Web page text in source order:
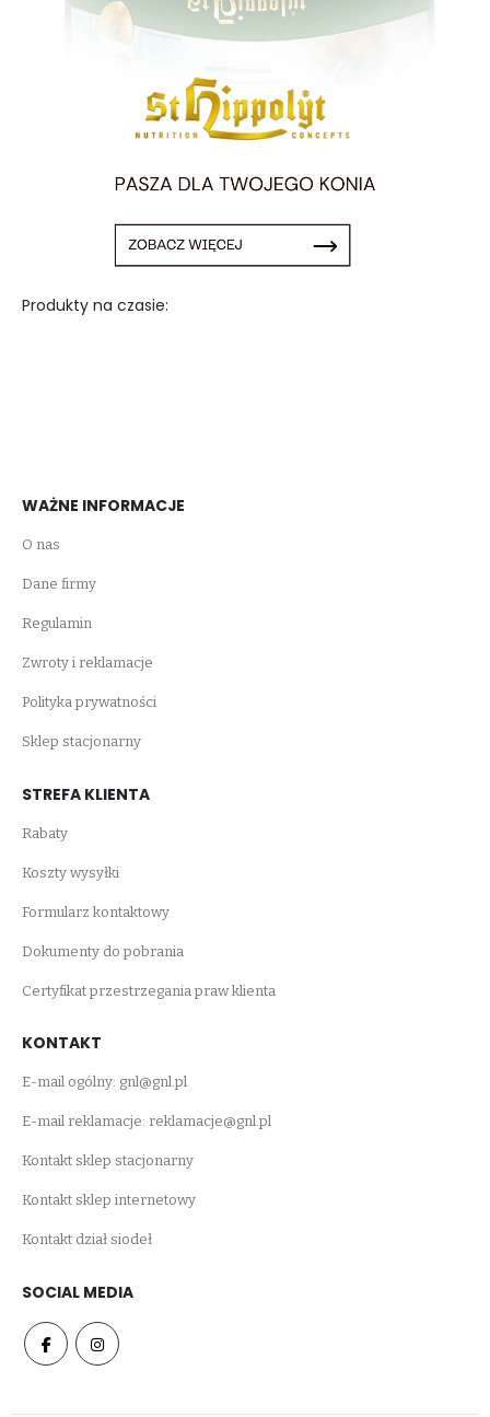
Produkty na czasie:
WAŻNE INFORMACJE
O nas
Dane firmy
Regulamin
Zwroty i reklamacje
Polityka prywatności
Sklep stacjonarny
STREFA KLIENTA
Rabaty
Koszty wysyłki
Formularz kontaktowy
Dokumenty do pobrania
Certyfikat przestrzegania praw klienta
KONTAKT
E-mail ogólny: gnl@gnl.pl
E-mail reklamacje: reklamacje@gnl.pl
Kontakt sklep stacjonarny
Kontakt sklep internetowy
Kontakt dział siodeł
SOCIAL MEDIA